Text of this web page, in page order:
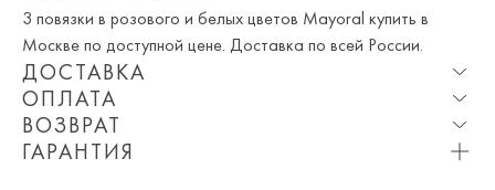
3 повязки в розового и белых цветов Mayoral купить в
Москве по доступной цене. Доставка по всей России.
ДОСТАВКА
Опция частичная доставка и примерка доступна для
Москвы и МО.
ОПЛАТА
При оплате онлайн вы получаете 10% скидку. Любые
купоны и акции суммируются!
ВОЗВРАТ
Мы вернем или обменяем любой приобретенный вами
ГАРАНТИЯ